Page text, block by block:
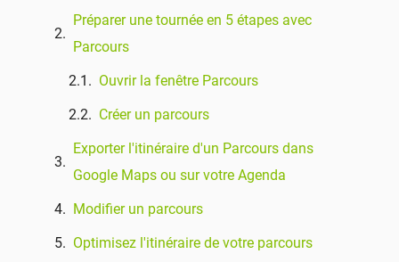
Préparer une tournée en 5 étapes avec
Parcours
Ouvrir la fenêtre Parcours
Créer un parcours
Exporter l'itinéraire d'un Parcours dans
Google Maps ou sur votre Agenda
Modifier un parcours
Optimisez l'itinéraire de votre parcours